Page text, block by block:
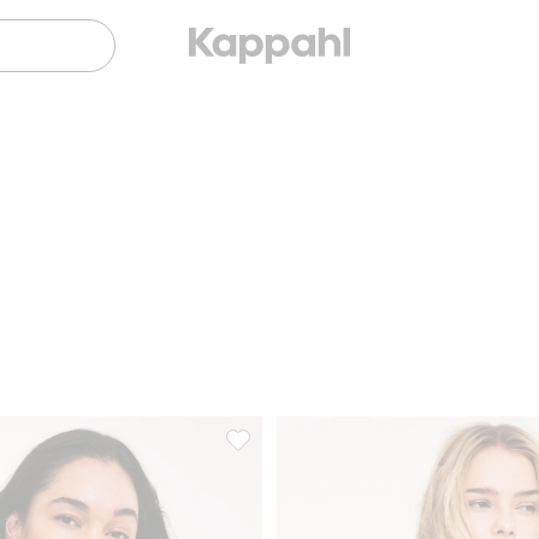
rintaliivit, Lisää suosikkeihinMikromateriaalia olevat